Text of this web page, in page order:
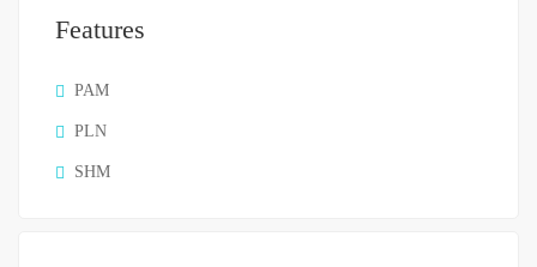
Features
PAM
PLN
SHM